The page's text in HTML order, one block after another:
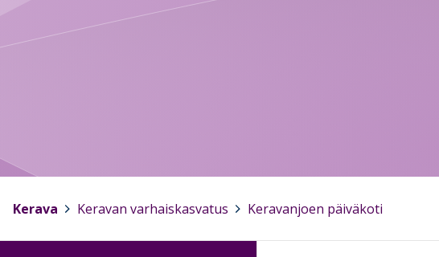
Kerava Keravan varhaiskasvatus Keravanjoen päiväkoti